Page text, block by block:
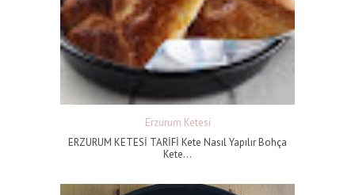
Erzurum Ketesi
ERZURUM KETESİ TARİFİ Kete Nasıl Yapılır Bohça
Kete...